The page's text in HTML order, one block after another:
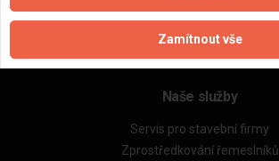
Naše služby
Servis pro stavební firmy
Zprostředkování řemeslníků
Zamítnout vše